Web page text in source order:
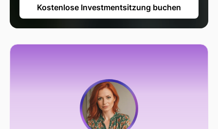
Kostenlose Investmentsitzung buchen